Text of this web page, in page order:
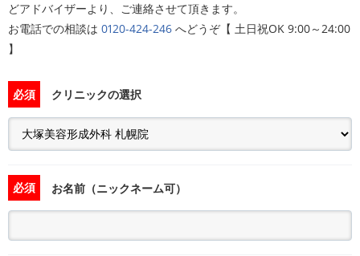
どアドバイザーより、ご連絡させて頂きます。
お電話での相談は 0120-424-246 へどうぞ【 土日祝OK 9:00～24:00
】
必須 クリニックの選択
必須 お名前（ニックネーム可）